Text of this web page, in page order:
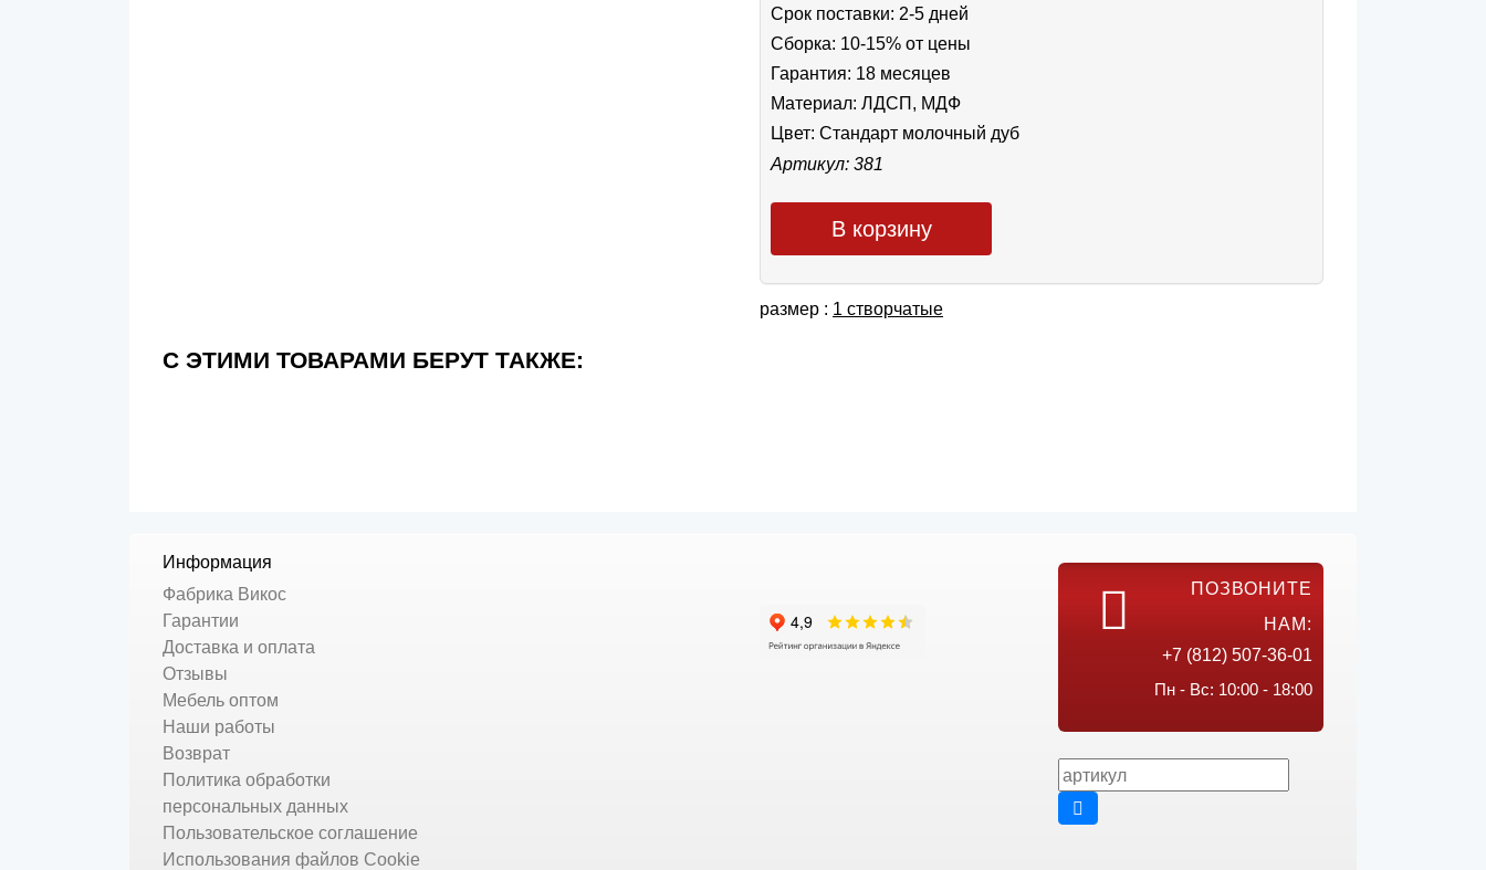
Срок поставки: 2-5 дней
Сборка: 10-15% от цены
Гарантия: 18 месяцев
Материал: ЛДСП, МДФ
Цвет: Стандарт молочный дуб
Артикул: 381
В корзину
размер : 1 створчатые
С ЭТИМИ ТОВАРАМИ БЕРУТ ТАКЖЕ:
Информация
Фабрика Викос
Гарантии
Доставка и оплата
Отзывы
Мебель оптом
Наши работы
Возврат
Политика обработки
персональных данных
Пользовательское соглашение
Использования файлов Cookie
ПОЗВОНИТЕ
НАМ:
+7 (812) 507-36-01
Пн - Вс: 10:00 - 18:00